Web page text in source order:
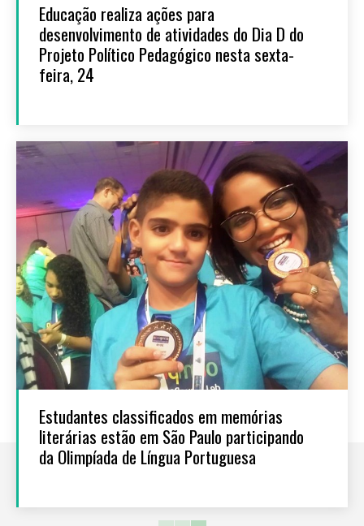
Educação realiza ações para
desenvolvimento de atividades do Dia D do
Projeto Político Pedagógico nesta sexta-
feira, 24
Estudantes classificados em memórias
literárias estão em São Paulo participando
da Olimpíada de Língua Portuguesa